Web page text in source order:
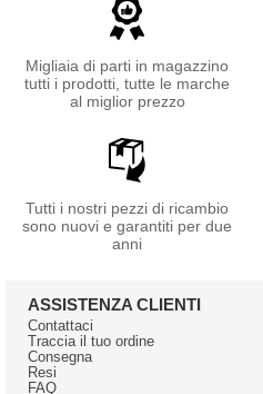
Migliaia di parti in magazzino
tutti i prodotti, tutte le marche
al miglior prezzo
Tutti i nostri pezzi di ricambio
sono nuovi e garantiti per due
anni
ASSISTENZA CLIENTI
Contattaci
Traccia il tuo ordine
Consegna
Resi
FAQ